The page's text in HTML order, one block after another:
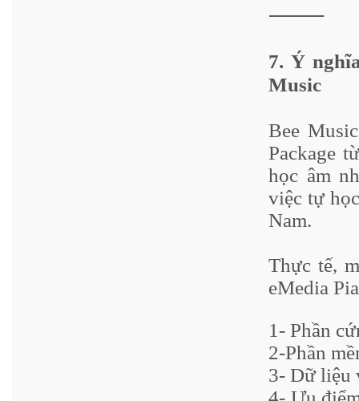
⸻
7. Ý
Music
Bee
Package
học âm
việc tự
Nam.
Thực tế,
eMedia
1- Phần
2-Phần
3- Dữ liệu